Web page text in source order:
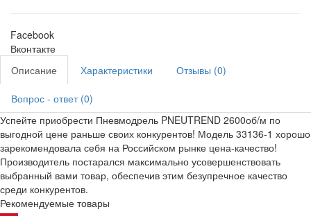
Facebook
Вконтакте
Описание
Характеристики Отзывы (0)
Вопрос - ответ (0)
Успейте приобрести Пневмодрель PNEUTREND 2600об/м по
выгодной цене раньше своих конкурентов! Модель 33136-1 хорошо
зарекомендовала себя на Российском рынке цена-качество!
Производитель постарался максимально усовершенствовать
выбранный вами товар, обеспечив этим безупречное качество
среди конкурентов.
Рекомендуемые товары